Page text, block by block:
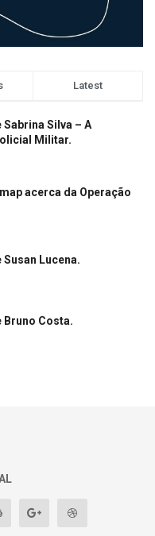
Latest
Silva – A
Militar.
acerca da Operação
Lucena.
Bruno Costa.